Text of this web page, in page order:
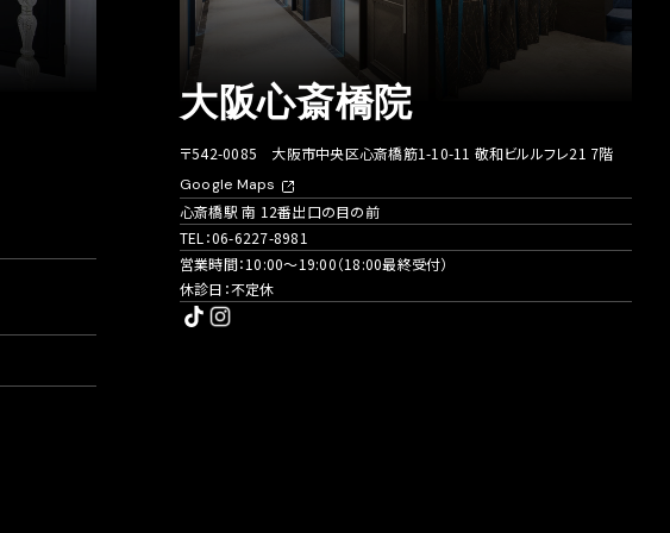
大阪心斎橋院
〒542-0085 大阪市中央区心斎橋筋1-10-11 敬和ビルルフレ21 7階
Google Maps
心斎橋駅 南 12番出口の目の前
TEL：06-6227-8981
営業時間：10:00〜19:00（18:00最終受付）
休診日：不定休